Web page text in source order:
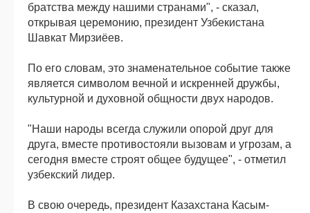
братства между нашими странами", - сказал,
открывая церемонию, президент Узбекистана
Шавкат Мирзиёев.
По его словам, это знаменательное событие также
является символом вечной и искренней дружбы,
культурной и духовной общности двух народов.
"Наши народы всегда служили опорой друг для
друга, вместе противостояли вызовам и угрозам, а
сегодня вместе строят общее будущее", - отметил
узбекский лидер.
В свою очередь, президент Казахстана Касым-